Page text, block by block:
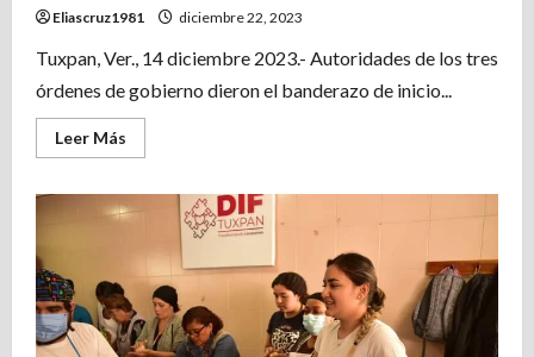
Eliascruz1981 diciembre 22, 2023
Tuxpan, Ver., 14 diciembre 2023.- Autoridades de los tres
órdenes de gobierno dieron el banderazo de inicio...
Leer Más
más
Inicia
en
Tuxpan
Operativo
de
Seguridad
“Guadalupe-
Reyes”